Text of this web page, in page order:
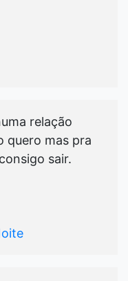
relação
quero mas pra
sair.